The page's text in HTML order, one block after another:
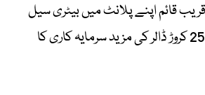
قائم اپنے پلانٹ میں بیٹری سیل
پیداوار کے لیے تقریباً 25 کروڑ ڈالر کی مزید سرمایہ کاری کا